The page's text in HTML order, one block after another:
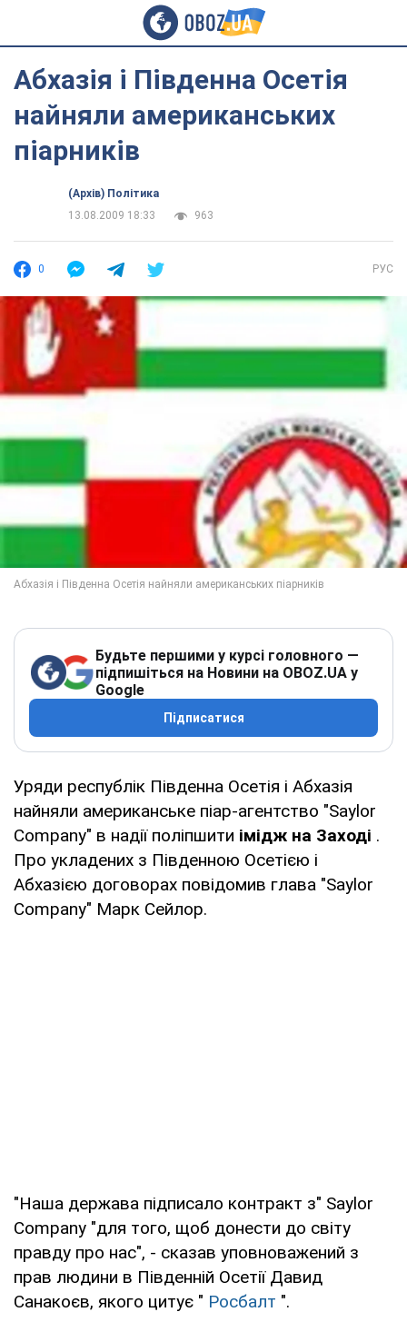
Абхазія і Південна Осетія
найняли американських
піарників
(Архів) Політика
13.08.2009 18:33
963
0 РУС
Будьте першими у курсі головного —
підпишіться на Новини на OBOZ.UA у
Google
Підписатися
Уряди республік Південна Осетія і Абхазія
найняли американське піар-агентство "Saylor
Company" в надії поліпшити імідж на Заході .
Про укладених з Південною Осетією і
Абхазією договорах повідомив глава "Saylor
Company" Марк Сейлор.
"Наша держава підписало контракт з" Saylor
Company "для того, щоб донести до світу
правду про нас", - сказав уповноважений з
прав людини в Південній Осетії Давид
Санакоєв, якого цитує " Росбалт ".